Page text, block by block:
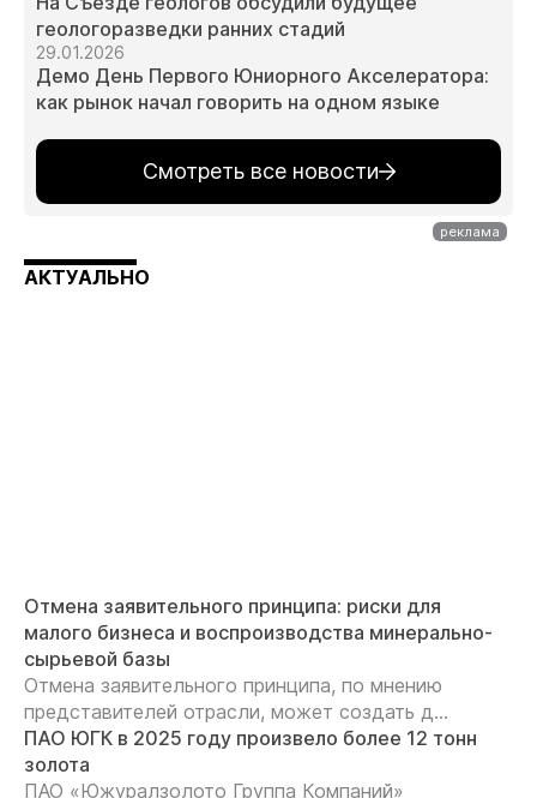
геологоразведки ранних стадий
29.01.2026
Демо День Первого Юниорного Акселератора:
как рынок начал говорить на одном языке
Смотреть все новости
АКТУАЛЬНО
Отмена заявительного принципа: риски для
малого бизнеса и воспроизводства минерально-
сырьевой базы
Отмена заявительного принципа, по мнению
представителей отрасли, может создать д...
ПАО ЮГК в 2025 году произвело более 12 тонн
золота
ПАО «Южуралзолото Группа Компаний»